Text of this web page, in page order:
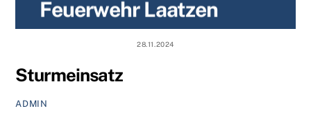
Feuerwehr Laatzen
28.11.2024
Sturmeinsatz
ADMIN